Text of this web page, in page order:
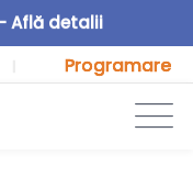
Află detalii
Programare